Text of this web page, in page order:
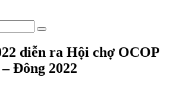
diễn ra Hội chợ OCOP
Đông 2022